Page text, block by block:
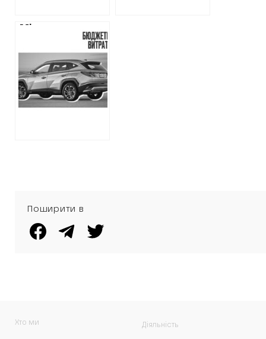
Міська рада на
Харківщині купує
автівку для себе
за 1,4 мільйона
Поширити в
Хто ми Діяльність